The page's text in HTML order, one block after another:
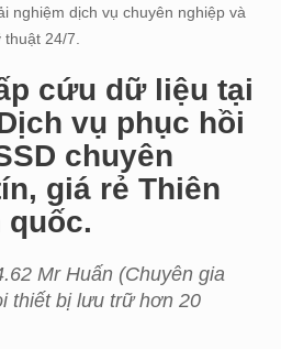
nghiệm dịch vụ chuyên nghiệp và
thuật 24/7.
cứu dữ liệu tại
vụ phục hồi
chuyên
giá rẻ Thiên
quốc.
Mr Huấn (Chuyên gia
thiết bị lưu trữ hơn 20